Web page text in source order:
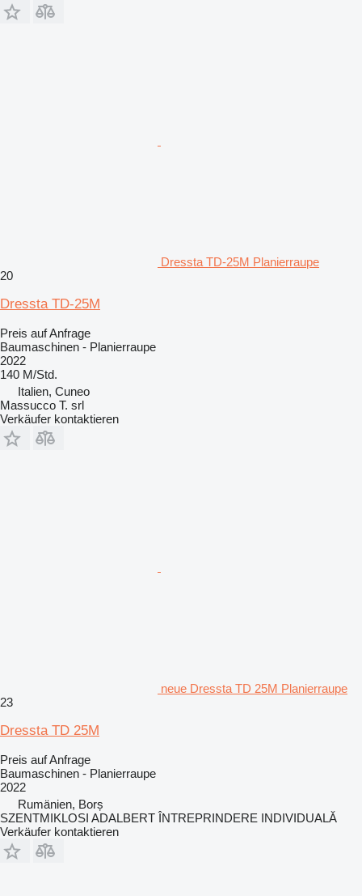
Dressta TD-25M Planierraupe
20
Dressta TD-25M
Preis auf Anfrage
Baumaschinen - Planierraupe
2022
140 M/Std.
Italien, Cuneo
Massucco T. srl
Verkäufer kontaktieren
neue Dressta TD 25M Planierraupe
23
Dressta TD 25M
Preis auf Anfrage
Baumaschinen - Planierraupe
2022
Rumänien, Borș
SZENTMIKLOSI ADALBERT ÎNTREPRINDERE INDIVIDUALĂ
Verkäufer kontaktieren